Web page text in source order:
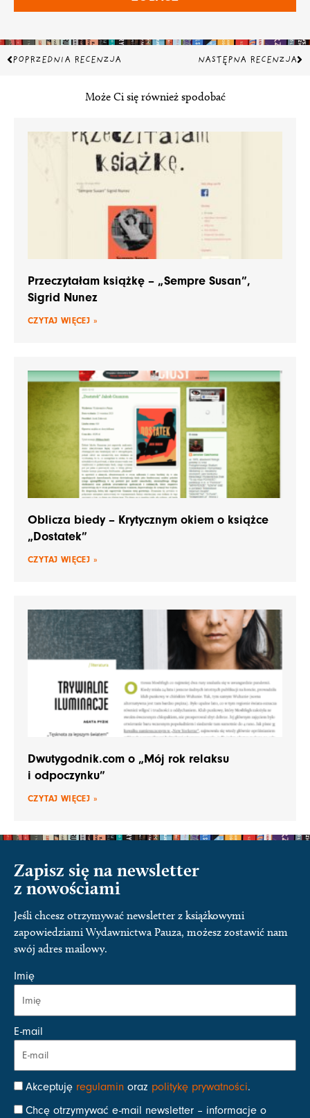
Prev
POPRZEDNIA RECENZJA NASTĘPNA RECENZJA
Może Ci się również spodobać
Przeczytałam książkę – „Sempre Susan”,
Sigrid Nunez
CZYTAJ WIĘCEJ »
Oblicza biedy – Krytycznym okiem o książce
„Dostatek”
CZYTAJ WIĘCEJ »
Dwutygodnik.com o „Mój rok relaksu
i odpoczynku”
CZYTAJ WIĘCEJ »
Zapisz się na newsletter
z nowościami
Jeśli chcesz otrzymywać newsletter z książkowymi
zapowiedziami Wydawnictwa Pauza, możesz zostawić nam
swój adres mailowy.
Imię
E-mail
Akceptuję regulamin oraz politykę prywatności.
Chcę otrzymywać e-mail newsletter – informacje o